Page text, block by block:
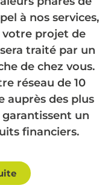
à nos services,
votre projet de
traité par un
de chez vous.
réseau de 10
auprès des plus
un
financiers.